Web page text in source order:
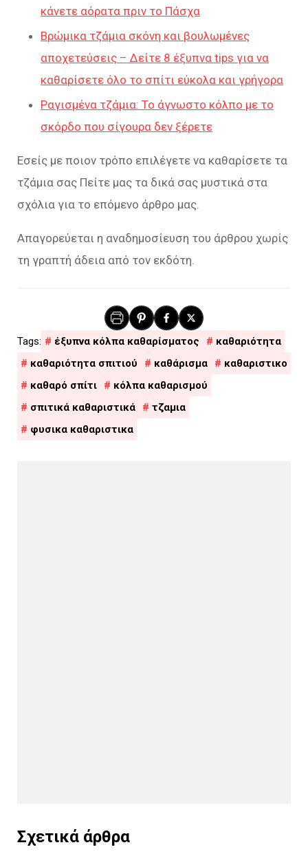
κάνετε αόρατα πριν το Πάσχα
Βρώμικα τζάμια σκόνη και βουλωμένες
αποχετεύσεις – Δείτε 8 έξυπνα tips για να
καθαρίσετε όλο το σπίτι εύκολα και γρήγορα
Ραγισμένα τζάμια: Το άγνωστο κόλπο με το
σκόρδο που σίγουρα δεν ξέρετε
Εσείς με ποιον τρόπο επιλέγετε να καθαρίσετε τα
τζάμια σας Πείτε μας τα δικά σας μυστικά στα
σχόλια για το επόμενο άρθρο μας.
Απαγορεύεται η αναδημοσίευση του άρθρου χωρίς
τη γραπτή άδεια από τον εκδότη.
έξυπνα κόλπα καθαρίσματος
καθαριότητα
καθαριότητα σπιτιού
καθάρισμα
καθαριστικο
καθαρό σπίτι
κόλπα καθαρισμού
σπιτικά καθαριστικά
τζαμια
φυσικα καθαριστικα
Σχετικά άρθρα